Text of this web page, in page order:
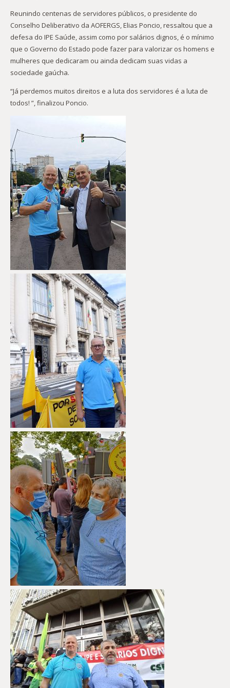
Reunindo centenas de servidores públicos, o presidente do
Conselho Deliberativo da AOFERGS, Elias Poncio, ressaltou que a
defesa do IPE Saúde, assim como por salários dignos, é o mínimo
que o Governo do Estado pode fazer para valorizar os homens e
mulheres que dedicaram ou ainda dedicam suas vidas a
sociedade gaúcha.
“Já perdemos muitos direitos e a luta dos servidores é a luta de
todos! ”, finalizou Poncio.